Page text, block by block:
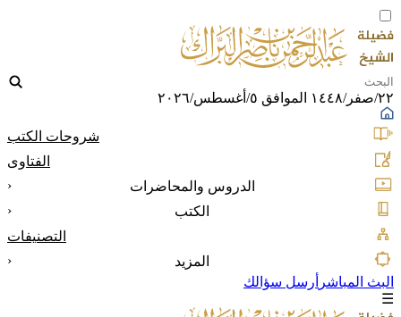
٢٢/صفر/١٤٤٨ الموافق ٥/أغسطس/٢٠٢٦
شروحات الكتب
الفتاوى
الدروس والمحاضرات
‹
الكتب
‹
التصنيفات
المزيد
‹
البث المباشر أرسل سؤالك
☰